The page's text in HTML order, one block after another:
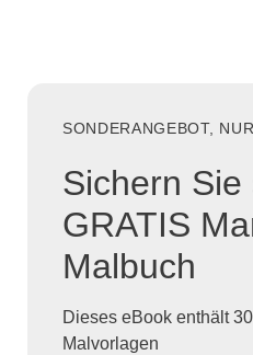
SONDERANGEBOT,
Sichern Sie
GRATIS
Malbuch
Dieses eBook enthält
Malvorlagen